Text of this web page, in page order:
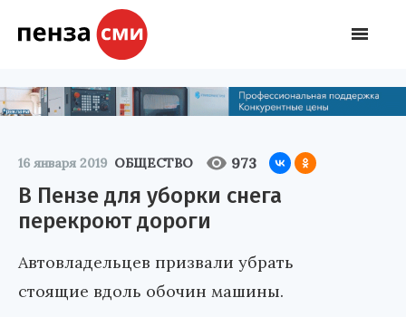
16 января 2019 ОБЩЕСТВО 973
В Пензе для уборки снега
перекроют дороги
Автовладельцев призвали убрать
стоящие вдоль обочин машины.